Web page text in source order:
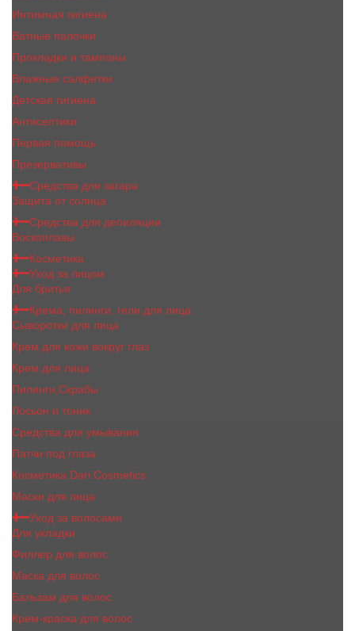
Интимная гигиена
Ватные палочки
Прокладки и тампоны
Влажные салфетки
Детская гигиена
Антисептики
Первая помощь
Презервативы
Средства для загара
Защита от солнца
Средства для депиляции
Воскоплавы
Косметика
Уход за лицом
Для бритья
Крема, пилинги, гели для лица
Сыворотки для лица
Крем для кожи вокруг глаз
Крем для лица
Пилинги,Скрабы
Лосьон и тоник
Средства для умывания
Патчи под глаза
Косметика Dari Cosmetics
Маски для лица
Уход за волосами
Для укладки
Филлер для волос
Маска для волос
Бальзам для волос
Крем-краска для волос